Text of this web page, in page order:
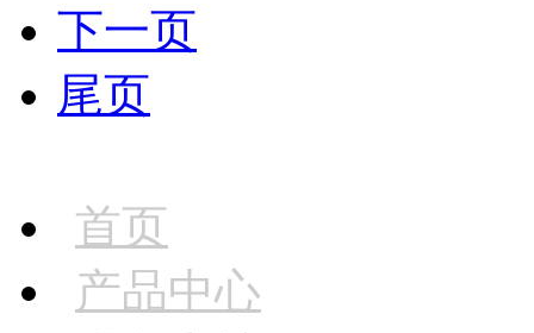
下一页
尾页
首页
产品中心